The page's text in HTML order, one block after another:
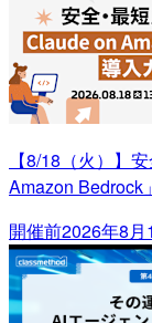
【8/18（火）】
Amazon Bedrock
開催前2026年8月